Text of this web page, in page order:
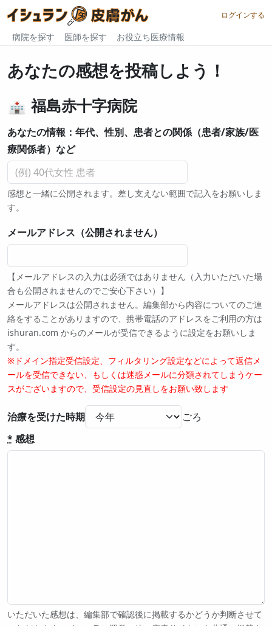
ログインする
病院を探す 医師を探す お役立ち医療情報
あなたの感想を投稿しよう！
福島赤十字病院
あなたの情報：年代、性別、患者との関係（患者/家族/医
療関係者）など
感想と一緒に公開されます。差し支えない範囲で記入をお願いしま
す。
メールアドレス（公開されません）
【メールアドレスの入力は必須ではありません（入力いただいた場
合も公開されませんのでご安心下さい）】
メールアドレスは公開されません。編集部から内容についてのご連
絡をすることがありますので、携帯電話のアドレスをご利用の方は
ishuran.com からのメールが受信できるように設定をお願いしま
す。
※ドメイン指定受信設定、フィルタリング設定などによって返信メ
ールを受信できない、もしくは迷惑メールに分類されてしまうケー
スがございますので、受信設定の見直しをお願い致します
治療を受けた時期
*感想
いただいた感想は、編集部で確認後に掲載するかどうか判断させて